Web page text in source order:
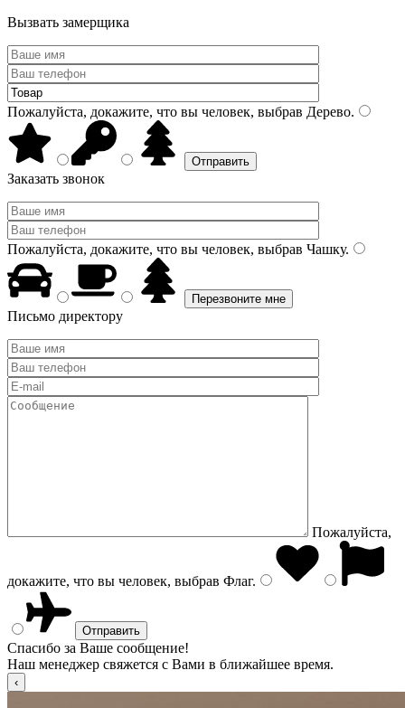
Вызвать замерщика
Пожалуйста, докажите, что вы человек, выбрав Дерево.
Заказать звонок
Пожалуйста, докажите, что вы человек, выбрав Чашку.
Письмо директору
Пожалуйста,
докажите, что вы человек, выбрав Флаг.
Спасибо за Ваше сообщение!
Наш менеджер свяжется с Вами в ближайшее время.